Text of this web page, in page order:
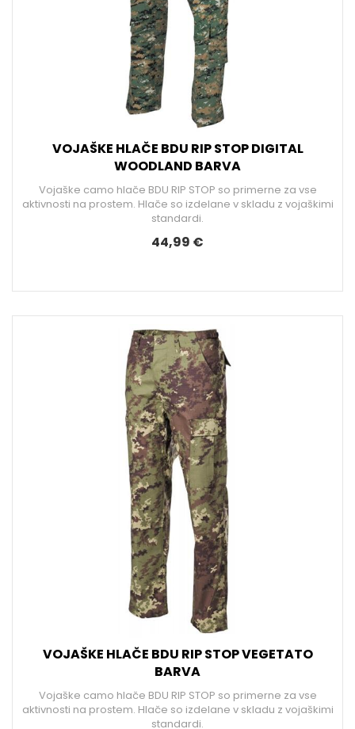
VOJAŠKE HLAČE BDU RIP STOP DIGITAL
WOODLAND BARVA
Vojaške camo hlače BDU RIP STOP so primerne za vse
aktivnosti na prostem. Hlače so izdelane v skladu z vojaškimi
standardi.
44,99 €
VOJAŠKE HLAČE BDU RIP STOP VEGETATO
BARVA
Vojaške camo hlače BDU RIP STOP so primerne za vse
aktivnosti na prostem. Hlače so izdelane v skladu z vojaškimi
standardi.